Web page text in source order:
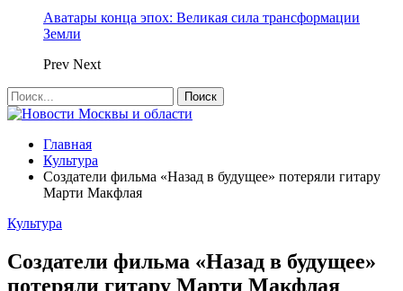
Аватары конца эпох: Великая сила трансформации
Земли
Prev Next
Главная
Культура
Создатели фильма «Назад в будущее» потеряли гитару
Марти Макфлая
Культура
Создатели фильма «Назад в будущее»
потеряли гитару Марти Макфлая